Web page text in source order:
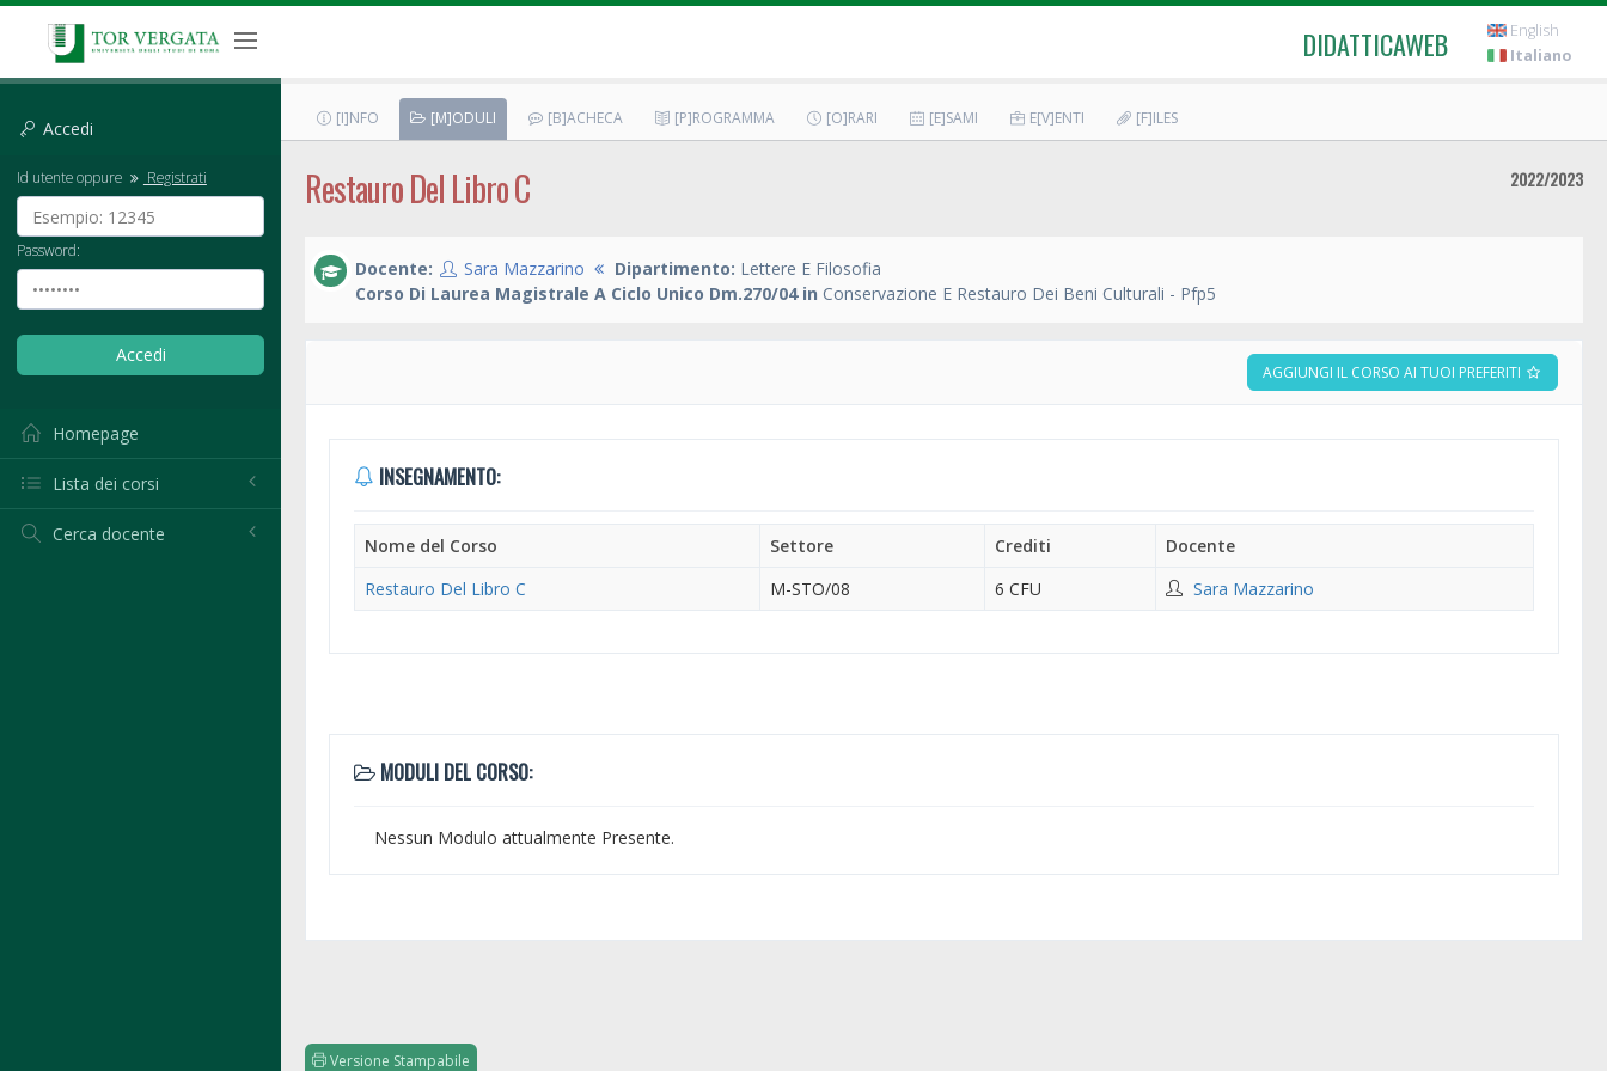
DIDATTICAWEB
English
Italiano
Accedi
Id utente oppure Registrati
Password:
Homepage
Lista dei corsi
Cerca docente
[I]NFO [M]ODULI [B]ACHECA [P]ROGRAMMA [O]RARI [E]SAMI E[V]ENTI [F]ILES
Restauro Del Libro C 2022/2023
Docente: Sara Mazzarino Dipartimento: Lettere E Filosofia
Corso Di Laurea Magistrale A Ciclo Unico Dm.270/04 in Conservazione E Restauro Dei Beni Culturali - Pfp5
AGGIUNGI IL CORSO AI TUOI PREFERITI
INSEGNAMENTO:
Nome del Corso Settore Crediti
Docente
Restauro Del Libro C
M-STO/08 6 CFU Sara Mazzarino
MODULI DEL CORSO:
Nessun Modulo attualmente Presente.
Versione Stampabile